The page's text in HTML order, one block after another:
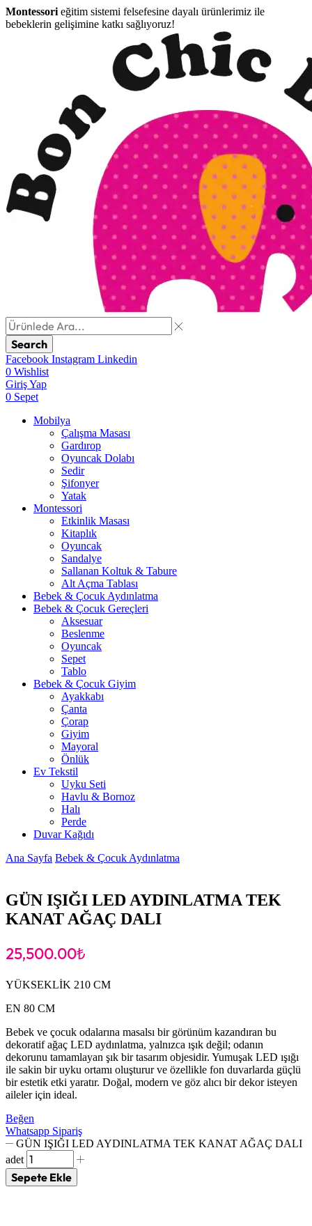
Montessori eğitim sistemi felsefesine dayalı ürünlerimiz ile
bebeklerin gelişimine katkı sağlıyoruz!
Search
Facebook Instagram Linkedin
0 Wishlist
Giriş Yap
0 Sepet
Mobilya
Çalışma Masası
Gardırop
⁠Oyuncak Dolabı
Sedir
Şifonyer
Yatak
Montessori
Etkinlik Masası
Kitaplık
Oyuncak
Sandalye
Sallanan Koltuk & Tabure
Alt Açma Tablası
Bebek & Çocuk Aydınlatma
Bebek & Çocuk Gereçleri
Aksesuar
Beslenme
Oyuncak
Sepet
Tablo
Bebek & Çocuk Giyim
Ayakkabı
Çanta
Çorap
Giyim
Mayoral
Önlük
Ev Tekstil
Uyku Seti
Havlu & Bornoz
Halı
Perde
Duvar Kağıdı
Ana Sayfa Bebek & Çocuk Aydınlatma
GÜN IŞIĞI LED AYDINLATMA TEK
KANAT AĞAÇ DALI
25,500.00₺
YÜKSEKLİK 210 CM
EN 80 CM
Bebek ve çocuk odalarına masalsı bir görünüm kazandıran bu
dekoratif ağaç LED aydınlatma, yalnızca ışık değil; odanın
dekorunu tamamlayan şık bir tasarım objesidir. Yumuşak LED ışığı
ile sakin bir uyku ortamı oluşturur ve özellikle fon duvarlarda güçlü
bir estetik etki yaratır. Doğal, modern ve göz alıcı bir dekor isteyen
aileler için ideal.
Beğen
Whatsapp Sipariş
GÜN IŞIĞI LED AYDINLATMA TEK KANAT AĞAÇ DALI
adet
Sepete Ekle